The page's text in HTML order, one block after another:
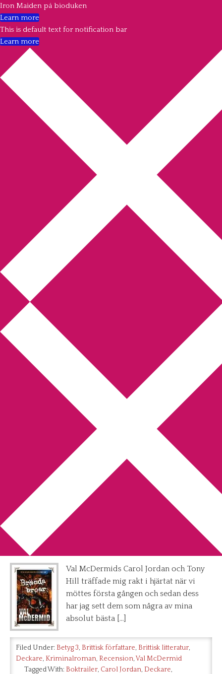
Annikas litteratur- och
kulturblogg
Deckare, kriminalromaner, thrillers
Boktolva Författarfemman
Webbshop Amazon
Bokbloggsjerka Bloggmaraton
Kriminalroman
Min tv-blogg
You are here: Archives for Tony Hill
Recension: Brända broar av Val
McDermid
2014-10-25
Val McDermids Carol Jordan och Tony
Hill träffade mig rakt i hjärtat när vi
möttes första gången och sedan dess
har jag sett dem som några av mina
absolut bästa […]
Filed Under: Betyg 3, Brittisk författare, Brittisk litteratur,
Deckare, Kriminalroman, Recension,Val McDermid
Tagged With: Boktrailer, Carol Jordan, Deckare,
Iron Maiden på bioduken
Learn more
This is default text for notification bar
Learn more